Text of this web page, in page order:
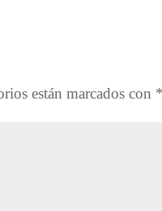
están marcados con